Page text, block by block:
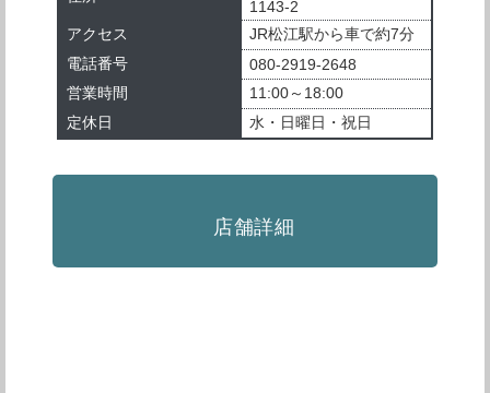
1143-2
アクセス
JR松江駅から車で約7分
電話番号
080-2919-2648
営業時間
11:00～18:00
定休日
水・日曜日・祝日
店舗詳細